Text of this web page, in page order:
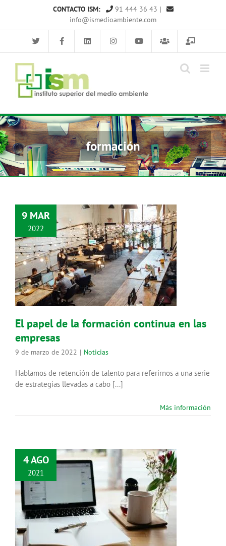
CONTACTO ISM: 91 444 36 43 |
info@ismedioambiente.com
formación
9 MAR
2022
El papel de la formación continua
en las empresas
Noticias
El papel de la formación continua en las
empresas
9 de marzo de 2022 | Noticias
Hablamos de retención de talento para referirnos a una serie
de estrategias llevadas a cabo [...]
Más información
4 AGO
2021
En septiembre, nuevos programas
formativos en el ISM
Noticias